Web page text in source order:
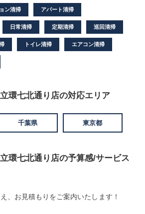
ン清掃 アパート清掃
日常清掃 定期清掃 巡回清掃
トイレ清掃 エアコン清掃
環七北通り店の対応エリア
千葉県 東京都
環七北通り店の予算感/サービス
、お見積もりをご案内いたします！